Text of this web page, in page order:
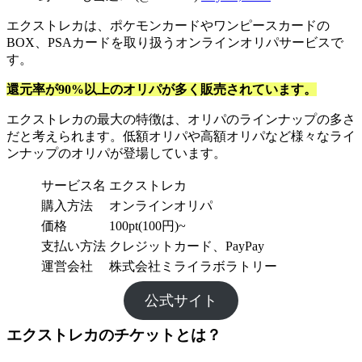
エクストレカは、ポケモンカードやワンピースカードの
BOX、PSAカードを取り扱うオンラインオリパサービスで
す。
還元率が90%以上のオリパが多く販売されています。
エクストレカの最大の特徴は、オリパのラインナップの多さ
だと考えられます。低額オリパや高額オリパなど様々なライ
ンナップのオリパが登場しています。
サービス名 エクストレカ
購入方法
オンラインオリパ
価格
100pt(100円)~
支払い方法 クレジットカード、PayPay
運営会社
株式会社ミライラボラトリー
公式サイト
エクストレカのチケットとは？